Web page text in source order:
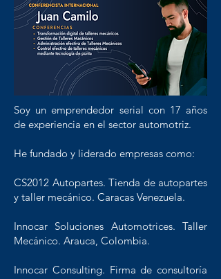
Soy un emprendedor serial con 17 años
de experiencia en el sector automotriz.
He fundado y liderado empresas como:
CS2012 Autopartes. Tienda de autopartes
y taller mecánico. Caracas Venezuela.
Innocar Soluciones Automotrices. Taller
Mecánico. Arauca, Colombia.
Innocar Consulting. Firma de consultoría